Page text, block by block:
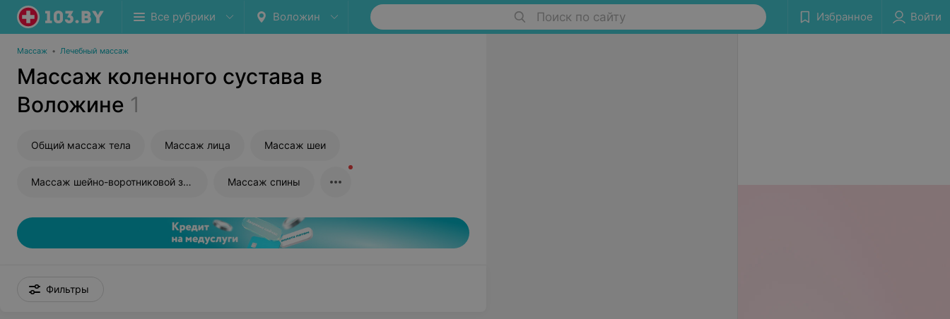
Все рубрики Воложин Поиск по сайту Избранное Войти
Массаж • Лечебный массаж
Массаж коленного сустава в
Воложине 1
Общий массаж тела Массаж лица Массаж шеи
Массаж шейно-воротниковой зоны Массаж спины
Фильтры